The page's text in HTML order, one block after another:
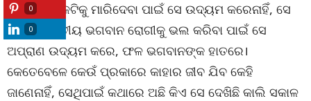
ନାହିଁ, କି ଲୋକଟିକୁ ମାରିଦେବା ପାଇଁ ସେ ଉଦ୍ୟମ କରେନାହିଁ, ସେ
ହେଲେ ଦ୍ୱିତୀୟ ଭଗବାନ ରୋଗୀକୁ ଭଲ କରିବା ପାଇଁ ସେ
ଅପ୍ରାଣ ଉଦ୍ୟମ କରେ, ଫଳ ଭଗବାନଙ୍କ ହାତରେ।
କେତେବେଳେ କେଉଁ ପ୍ରକାରେ କାହାର ଜୀବ ଯିବ କେହି
ଜାଣେନାହିଁ, ସେଥିପାଇଁ କଥାରେ ଅଛି କିଏ ସେ ଦେଖିଛି କାଲି ସକାଳ
0
0